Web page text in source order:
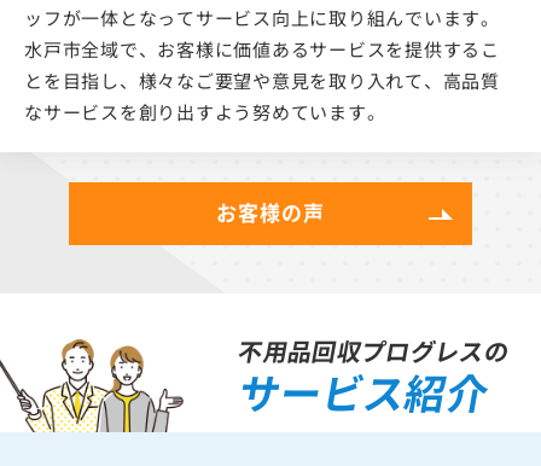
ッフが一体となってサービス向上に取り組んでいます。
水戸市全域で、お客様に価値あるサービスを提供するこ
とを目指し、様々なご要望や意見を取り入れて、高品質
なサービスを創り出すよう努めています。
お客様の声
不用品回収プログレスの
サービス紹介